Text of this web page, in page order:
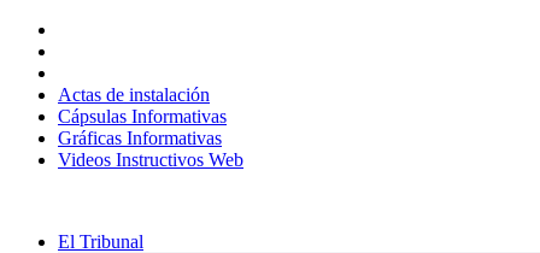
contenido
Actas de instalación
Cápsulas Informativas
Gráficas Informativas
Videos Instructivos Web
El Tribunal